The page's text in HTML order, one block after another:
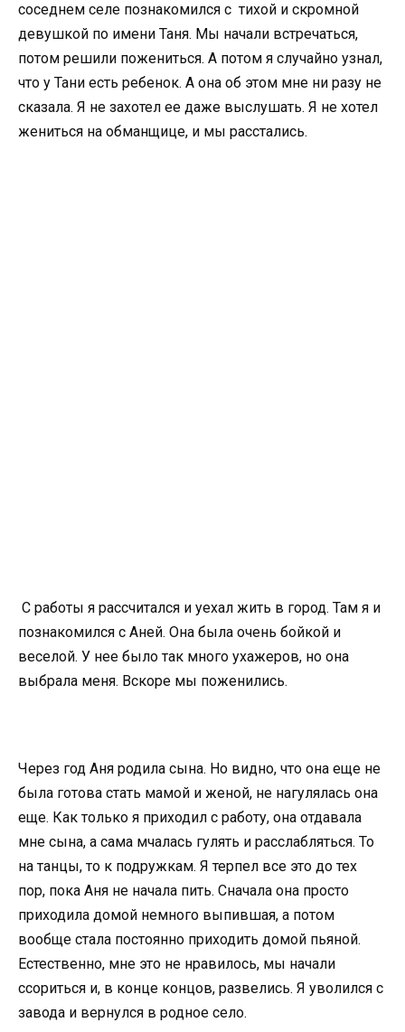
соседнем селе познакомился с тихой и скромной
девушкой по имени Таня. Мы начали встречаться,
потом решили пожениться. А потом я случайно узнал,
что у Тани есть ребенок. А она об этом мне ни разу не
сказала. Я не захотел ее даже выслушать. Я не хотел
жениться на обманщице, и мы расстались.
С работы я рассчитался и уехал жить в город. Там я и
познакомился с Аней. Она была очень бойкой и
веселой. У нее было так много ухажеров, но она
выбрала меня. Вскоре мы поженились.
Через год Аня родила сына. Но видно, что она еще не
была готова стать мамой и женой, не нагулялась она
еще. Как только я приходил с работу, она отдавала
мне сына, а сама мчалась гулять и расслабляться. То
на танцы, то к подружкам. Я терпел все это до тех
пор, пока Аня не начала пить. Сначала она просто
приходила домой немного выпившая, а потом
вообще стала постоянно приходить домой пьяной.
Естественно, мне это не нравилось, мы начали
ссориться и, в конце концов, развелись. Я уволился с
завода и вернулся в родное село.